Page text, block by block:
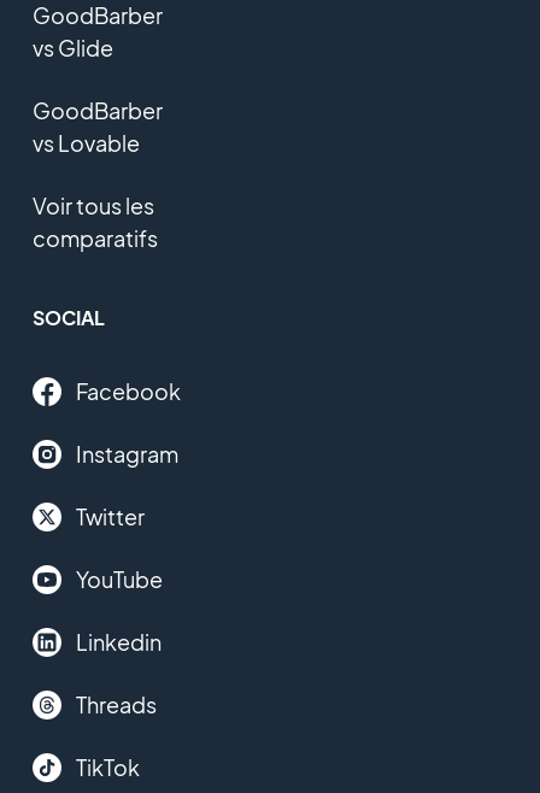
GoodBarber
vs Glide
GoodBarber
vs Lovable
Voir tous les
comparatifs
SOCIAL
Facebook
Instagram
Twitter
YouTube
Linkedin
Threads
TikTok